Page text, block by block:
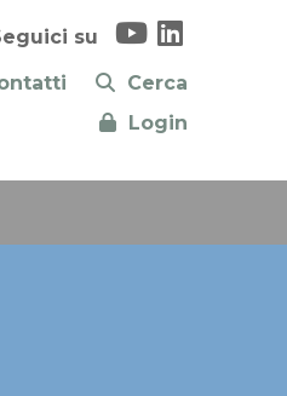
su
Cerca
Login